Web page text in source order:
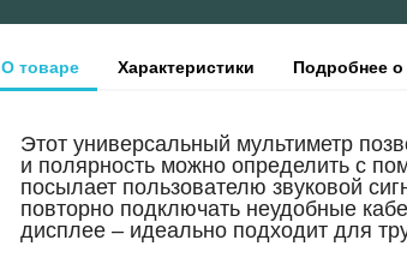
О товаре Характеристики Подробнее о
Этот универсальный мультиметр
и полярность можно определить с
посылает пользователю звуковой
повторно подключать неудобные
дисплее – идеально подходит для